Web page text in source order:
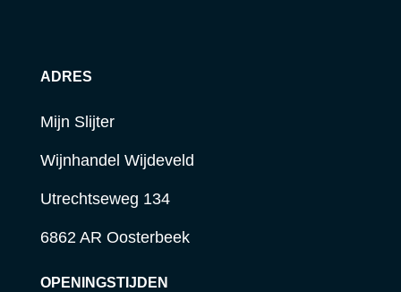
ADRES
Mijn Slijter
Wijnhandel Wijdeveld
Utrechtseweg 134
6862 AR Oosterbeek
OPENINGSTIJDEN